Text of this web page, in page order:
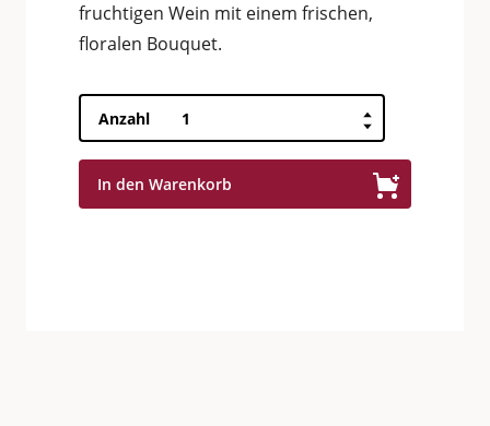
fruchtigen Wein mit einem frischen,
floralen Bouquet.
Anzahl
Porto
Graham's
Blend
No
5
In den Warenkorb